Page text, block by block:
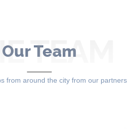
Our Team
TEAM
from around the city from our partners